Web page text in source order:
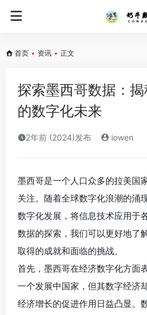
首页 • 资讯 • 正文
探索墨西哥数据：
的数字化未来
2年前 (2024)发布 iowen
墨西哥是一个人口众多的拉美国
关注。随着全球数字化浪潮的涌
数字化发展，将信息技术应用于
数据的探索，我们可以更好地了
取得的成就和面临的挑战。
首先，墨西哥在经济数字化方面
一个发展中国家，但其数字经济
经济增长的促进作用日益凸显。